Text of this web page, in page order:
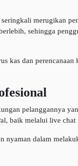
merugikan
sehingga
kas dan
pelanggannya
baik melalui live
dalam